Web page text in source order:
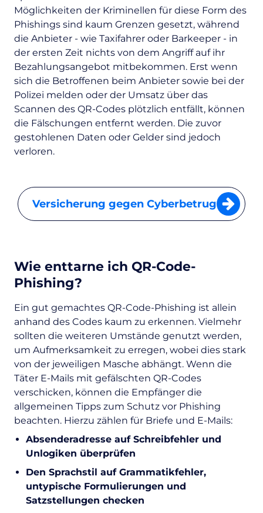
Möglichkeiten der Kriminellen für diese Form des
Phishings sind kaum Grenzen gesetzt, während
die Anbieter - wie Taxifahrer oder Barkeeper - in
der ersten Zeit nichts von dem Angriff auf ihr
Bezahlungsangebot mitbekommen. Erst wenn
sich die Betroffenen beim Anbieter sowie bei der
Polizei melden oder der Umsatz über das
Scannen des QR-Codes plötzlich entfällt, können
die Fälschungen entfernt werden. Die zuvor
gestohlenen Daten oder Gelder sind jedoch
verloren.
Versicherung gegen Cyberbetrug
Wie enttarne ich QR-Code-
Phishing?
Ein gut gemachtes QR-Code-Phishing ist allein
anhand des Codes kaum zu erkennen. Vielmehr
sollten die weiteren Umstände genutzt werden,
um Aufmerksamkeit zu erregen, wobei dies stark
von der jeweiligen Masche abhängt. Wenn die
Täter E-Mails mit gefälschten QR-Codes
verschicken, können die Empfänger die
allgemeinen Tipps zum Schutz vor Phishing
beachten. Hierzu zählen für Briefe und E-Mails:
Absenderadresse auf Schreibfehler und
Unlogiken überprüfen
Den Sprachstil auf Grammatikfehler,
untypische Formulierungen und
Satzstellungen checken